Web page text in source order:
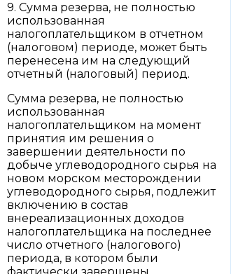
9. Сумма резерва, не полностью
использованная
налогоплательщиком в отчетном
(налоговом) периоде, может быть
перенесена им на следующий
отчетный (налоговый) период.
Сумма резерва, не полностью
использованная
налогоплательщиком на момент
принятия им решения о
завершении деятельности по
добыче углеводородного сырья на
новом морском месторождении
углеводородного сырья, подлежит
включению в состав
внереализационных доходов
налогоплательщика на последнее
число отчетного (налогового)
периода, в котором были